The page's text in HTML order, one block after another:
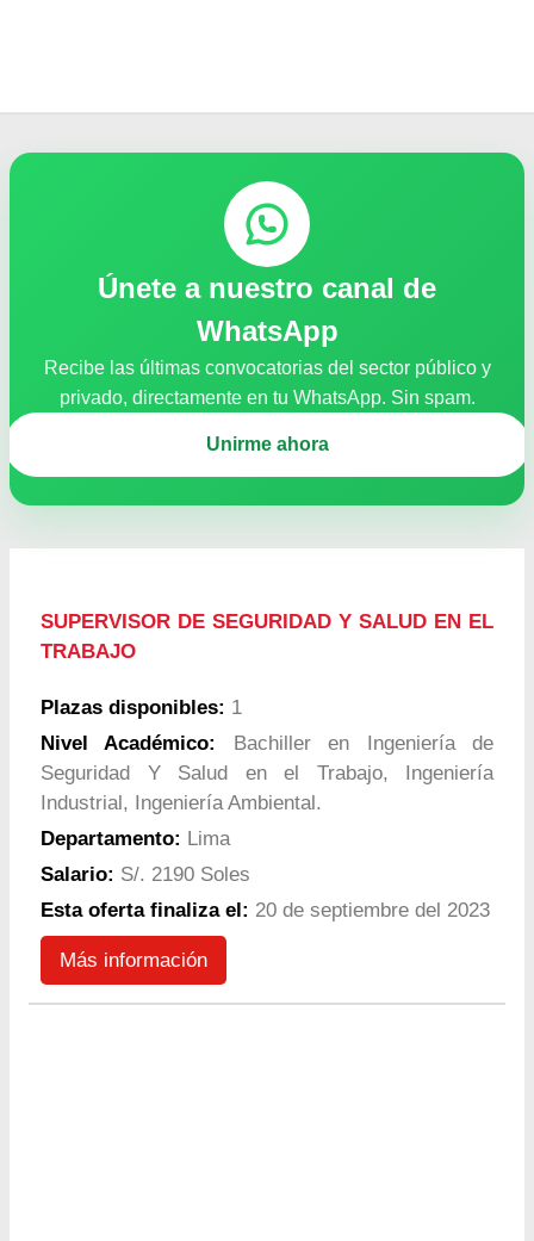
Únete a nuestro canal de
WhatsApp
Recibe las últimas convocatorias del sector público y
privado, directamente en tu WhatsApp. Sin spam.
Unirme ahora
SUPERVISOR DE SEGURIDAD Y SALUD EN EL
TRABAJO
Plazas disponibles: 1
Nivel Académico:
Bachiller en Ingeniería de
Seguridad Y Salud en el Trabajo, Ingeniería
Industrial, Ingeniería Ambiental.
Departamento: Lima
Salario: S/. 2190 Soles
Esta oferta finaliza el: 20 de septiembre del 2023
Más información